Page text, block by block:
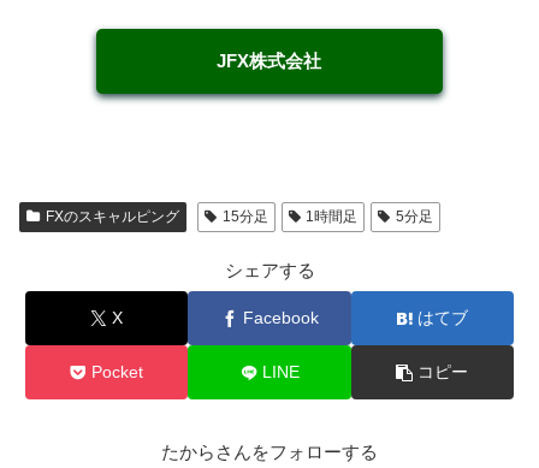
JFX株式会社
FXのスキャルピング 15分足 1時間足 5分足
シェアする
X Facebook はてブ
Pocket LINE コピー
たからさんをフォローする